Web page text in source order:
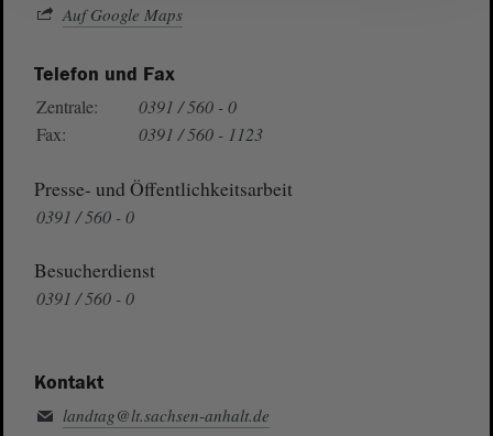
Auf Google Maps
Telefon und Fax
Zentrale:
0391 / 560 - 0
Fax:
0391 / 560 - 1123
Presse- und Öffentlichkeitsarbeit
0391 / 560 - 0
Besucherdienst
0391 / 560 - 0
Kontakt
landtag@lt.sachsen-anhalt.de